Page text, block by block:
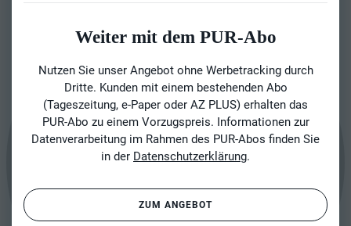
Weiter mit dem PUR-Abo
Nutzen Sie unser Angebot ohne Werbetracking durch
Dritte. Kunden mit einem bestehenden Abo
(Tageszeitung, e-Paper oder AZ PLUS) erhalten das
PUR-Abo zu einem Vorzugspreis. Informationen zur
Datenverarbeitung im Rahmen des PUR-Abos finden Sie
in der Datenschutzerklärung.
ZUM ANGEBOT